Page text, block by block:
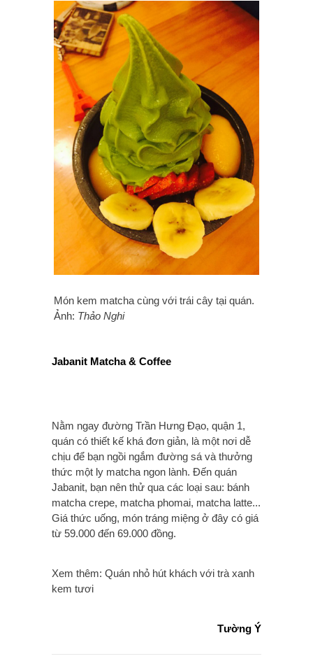
Món kem matcha cùng với trái cây tại quán.
Ảnh: Thảo Nghi
Jabanit Matcha & Coffee
Nằm ngay đường Trần Hưng Đạo, quận 1,
quán có thiết kế khá đơn giản, là một nơi dễ
chịu để bạn ngồi ngắm đường sá và thưởng
thức một ly matcha ngon lành. Đến quán
Jabanit, bạn nên thử qua các loại sau: bánh
matcha crepe, matcha phomai, matcha latte...
Giá thức uống, món tráng miệng ở đây có giá
từ 59.000 đến 69.000 đồng.
Xem thêm: Quán nhỏ hút khách với trà xanh
kem tươi
Tường Ý